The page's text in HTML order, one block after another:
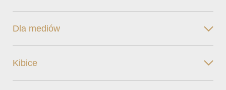
Dla mediów
Kibice